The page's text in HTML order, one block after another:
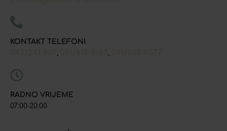
KONTAKT TELEFONI
RADNO VRIJEME
07:00-20:00